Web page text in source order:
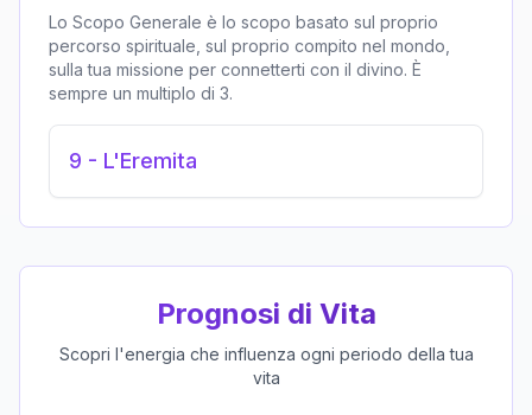
Lo Scopo Generale è lo scopo basato sul proprio
percorso spirituale, sul proprio compito nel mondo,
sulla tua missione per connetterti con il divino. È
sempre un multiplo di 3.
9 - L'Eremita
Prognosi di Vita
Scopri l'energia che influenza ogni periodo della tua
vita